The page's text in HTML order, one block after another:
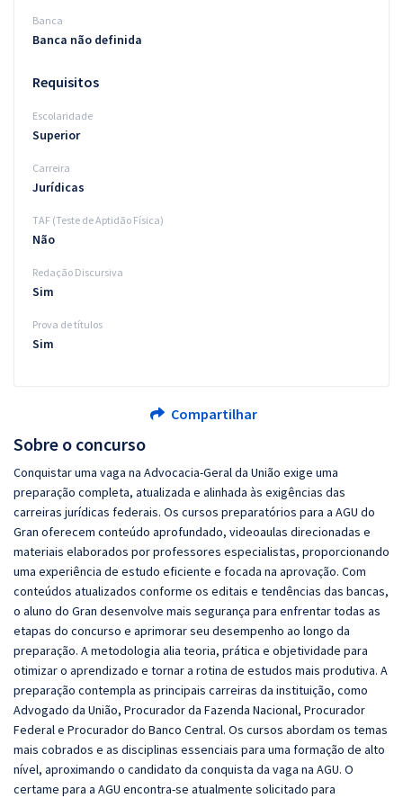
Sobre o concurso
Conquistar uma vaga na Advocacia-Geral da União exige uma
preparação completa, atualizada e alinhada às exigências das
carreiras jurídicas federais. Os cursos preparatórios para a AGU do
Gran oferecem conteúdo aprofundado, videoaulas direcionadas e
materiais elaborados por professores especialistas, proporcionando
uma experiência de estudo eficiente e focada na aprovação. Com
conteúdos atualizados conforme os editais e tendências das bancas,
o aluno do Gran desenvolve mais segurança para enfrentar todas as
etapas do concurso e aprimorar seu desempenho ao longo da
preparação. A metodologia alia teoria, prática e objetividade para
otimizar o aprendizado e tornar a rotina de estudos mais produtiva. A
preparação contempla as principais carreiras da instituição, como
Advogado da União, Procurador da Fazenda Nacional, Procurador
Federal e Procurador do Banco Central. Os cursos abordam os temas
mais cobrados e as disciplinas essenciais para uma formação de alto
nível, aproximando o candidato da conquista da vaga na AGU. O
certame para a AGU encontra-se atualmente solicitado para
Banca
Banca não definida
Requisitos
Escolaridade
Superior
Carreira
Jurídicas
TAF (Teste de Aptidão Física)
Não
Redação Discursiva
Sim
Prova de títulos
Sim
Compartilhar